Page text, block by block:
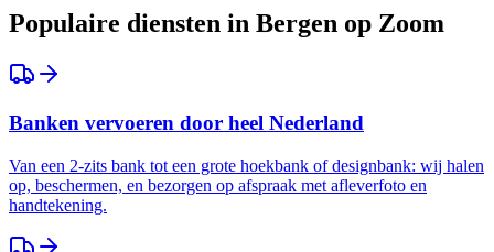
Populaire diensten in Bergen op Zoom
Banken vervoeren door heel Nederland
Van een 2-zits bank tot een grote hoekbank of designbank: wij halen
op, beschermen, en bezorgen op afspraak met afleverfoto en
handtekening.